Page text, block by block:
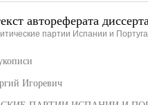
автореферата
партии Испании и
Игоревич